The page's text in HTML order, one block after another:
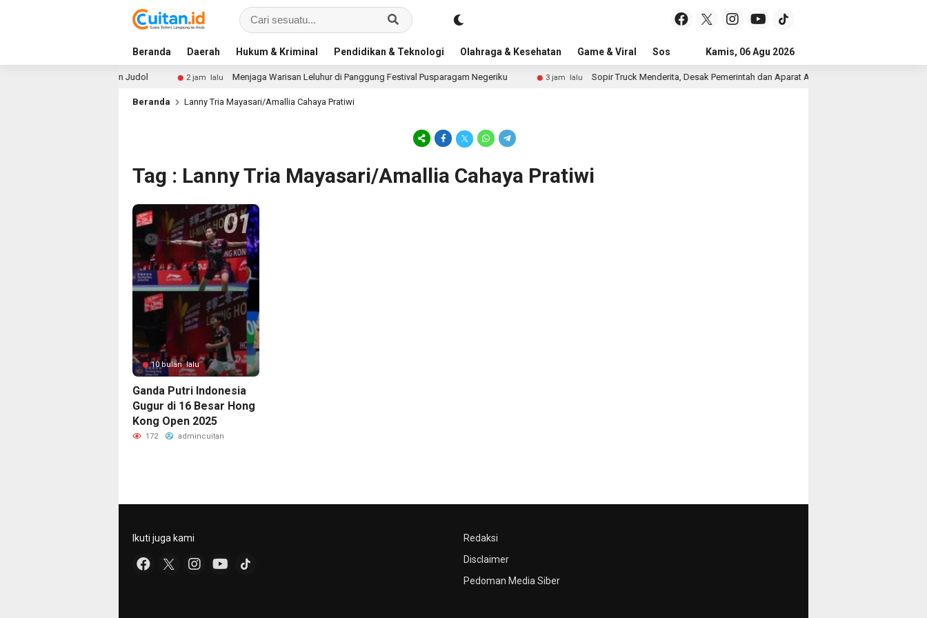
Beranda Daerah Hukum & Kriminal Pendidikan & Teknologi Olahraga & Kesehatan Game & Viral Sosial & Budaya Pemerintahan & Politik
Kamis, 06 Agu 2026
Diri dari Narkoba dan Judol 2 jam lalu Menjaga Warisan Leluhur di Panggung Festival Pusparagam Negeriku 3 jam lalu Sopir Truck Menderita, Desak Pemerintah dan Aparat Awasi Distribusi Solar
Beranda Lanny Tria Mayasari/Amallia Cahaya Pratiwi
Tag : Lanny Tria Mayasari/Amallia Cahaya Pratiwi
10 bulan lalu
Ganda Putri Indonesia
Gugur di 16 Besar Hong
Kong Open 2025
172 admincuitan
Redaksi
Disclaimer
Pedoman Media Siber
Ikuti juga kami